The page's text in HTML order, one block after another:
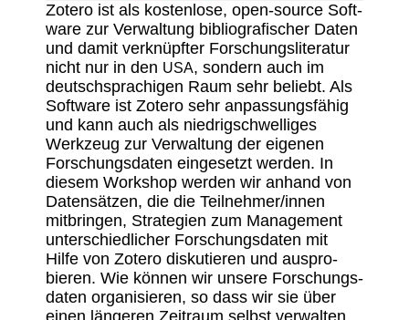
Zotero ist als kosten­lose, open-source Soft­
ware zur Verwal­tung biblio­gra­fi­scher Daten
und damit verknüpfter Forschungs­li­te­ratur
nicht nur in den USA, sondern auch im
deutsch­spra­chigen Raum sehr beliebt. Als
Soft­ware ist Zotero sehr anpas­sungs­fähig
und kann auch als nied­rig­schwel­liges
Werk­zeug zur Verwal­tung der eigenen
Forschungs­daten einge­setzt werden. In
diesem Work­shop werden wir anhand von
Daten­sätzen, die die Teilnehmer/innen
mitbringen, Stra­te­gien zum Manage­ment
unter­schied­li­cher Forschungs­daten mit
Hilfe von Zotero disku­tieren und auspro­
bieren. Wie können wir unsere Forschungs­
daten orga­ni­sieren, so dass wir sie über
einen längeren Zeit­raum selbst verwalten